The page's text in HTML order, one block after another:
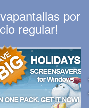
por
regular!